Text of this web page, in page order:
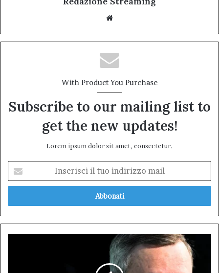
With Product You Purchase
Subscribe to our mailing list to
get the new updates!
Lorem ipsum dolor sit amet, consectetur.
tuo
mail